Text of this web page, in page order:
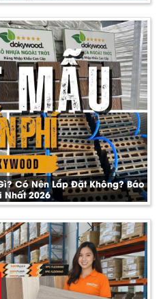
Có Nên Lắp Đặt Không? Báo
Nhất 2026